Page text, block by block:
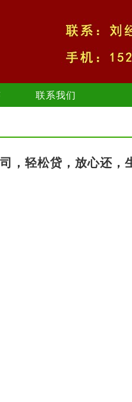
联系我们
，轻松贷，放心还，